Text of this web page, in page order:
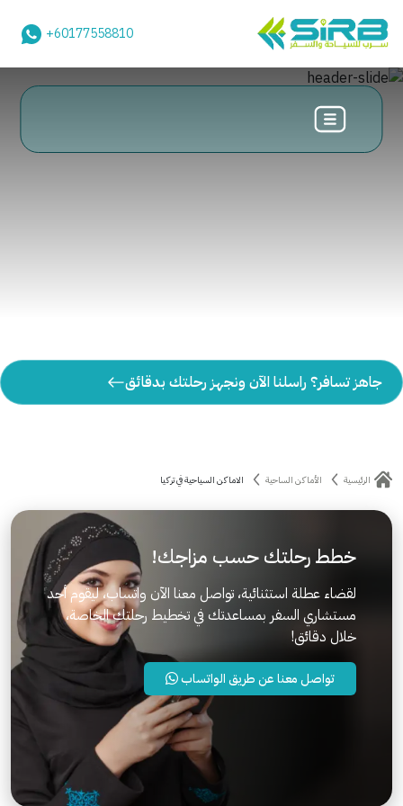
+60177558810
جاهز تسافر؟ راسلنا الآن ونجهز رحلتك بدقائق
الرئيسية الأماكن الساحية الاماكن السياحية في تركيا
خطط رحلتك حسب مزاجك!
لقضاء عطلة استثنائية، تواصل معنا الآن واتساب، ليقوم أحد
مستشاري السفر بمساعدتك في تخطيط رحلتك الخاصة،
خلال دقائق!
تواصل معنا عن طريق الواتساب